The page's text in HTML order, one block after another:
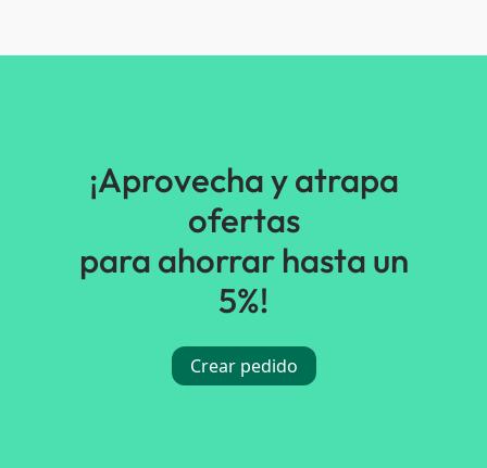
¡Aprovecha y atrapa
ofertas
para ahorrar hasta un
5%!
Crear pedido